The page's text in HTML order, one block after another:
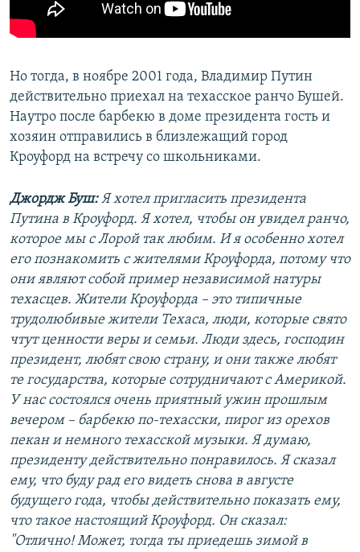
Но тогда, в ноябре 2001 года, Владимир Путин
действительно приехал на техасское ранчо Бушей.
Наутро после барбекю в доме президента гость и
хозяин отправились в близлежащий город
Кроуфорд на встречу со школьниками.
Джордж Буш:Я хотел пригласить президента
Путина в Кроуфорд. Я хотел, чтобы он увидел ранчо,
которое мы с Лорой так любим. И я особенно хотел
его познакомить с жителями Кроуфорда, потому что
они являют собой пример независимой натуры
техасцев. Жители Кроуфорда – это типичные
трудолюбивые жители Техаса, люди, которые свято
чтут ценности веры и семьи. Люди здесь, господин
президент, любят свою страну, и они также любят
те государства, которые сотрудничают с Америкой.
У нас состоялся очень приятный ужин прошлым
вечером – барбекю по‑техасски, пирог из орехов
пекан и немного техасской музыки. Я думаю,
президенту действительно понравилось. Я сказал
ему, что буду рад его видеть снова в августе
будущего года, чтобы действительно показать ему,
что такое настоящий Кроуфорд. Он сказал:
"Отлично! Может, тогда ты приедешь зимой в